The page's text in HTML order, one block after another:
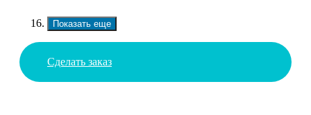
Показать еще
Сделать заказ